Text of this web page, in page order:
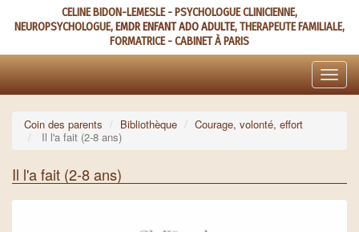
contenu
CELINE BIDON-LEMESLE - PSYCHOLOGUE CLINICIENNE,
NEUROPSYCHOLOGUE,EMDR ENFANT ADO ADULTE, THERAPEUTE FAMILIALE,
FORMATRICE - CABINET À PARIS
Toggle
Coin des parents Bibliothèque
Courage, volonté, effort
Il l'a fait (2-8 ans)
Il l'a fait (2-8 ans)